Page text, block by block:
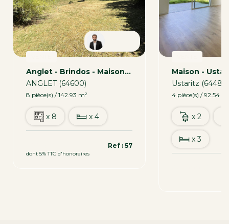
Anglet - Brindos - Maison De Plain-Pied Sur Un Beau Terrain
ANGLET (64600)
8 pièce(s) / 142.93 m²
x 8 x 4
dont 5% TTC d'honoraires
Ref : 57
Ustaritz (64480)
4 pièce(s) / 92.54
x 2
x 3